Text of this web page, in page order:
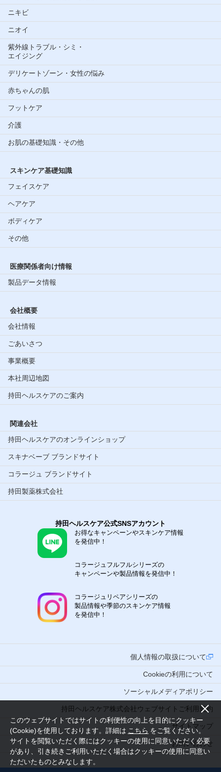
このウェブサイトではサイトの利便性の向上を目的にクッキー
(Cookie)を使用しております。詳細は こちら をご覧ください。
サイトを閲覧いただく際にはクッキーの使用に同意いただく必要
があり、引き続きご利用いただく場合はクッキーの使用に同意い
ただいたものとみなします。
ニキビ
ニオイ
紫外線トラブル・シミ・
エイジング
デリケートゾーン・女性の悩み
赤ちゃんの肌
フットケア
介護
お肌の基礎知識・その他
スキンケア基礎知識
フェイスケア
ヘアケア
ボディケア
その他
医療関係者向け情報
製品データ情報
会社概要
会社情報
ごあいさつ
事業概要
本社周辺地図
持田ヘルスケアのご案内
関連会社
持田ヘルスケアのオンラインショップ
スキナベーブ ブランドサイト
コラージュ ブランドサイト
持田製薬株式会社
持田ヘルスケア公式SNSアカウント
お得なキャンペーンやスキンケア情報
を発信中！
コラージュフルフルシリーズの
キャンペーンや製品情報を発信中！
コラージュリペアシリーズの
製品情報や季節のスキンケア情報
を発信中！
個人情報の取扱について
Cookieの利用について
ソーシャルメディアポリシー
持田ヘルスケア株式会社ウェブサイトご利用規約
サイトマップ
お問い合わせ